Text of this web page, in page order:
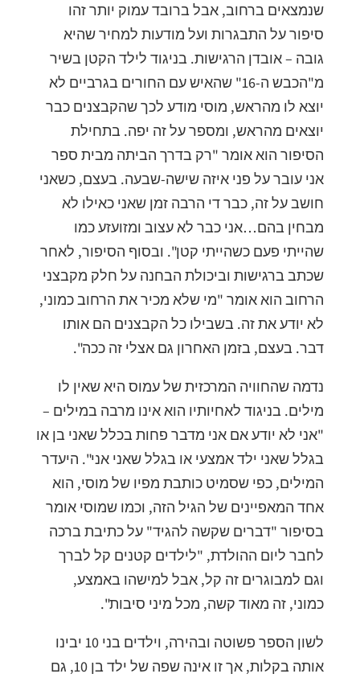
שנמצאים ברחוב, אבל ברובד עמוק יותר זהו
סיפור על התבגרות ועל מודעות למחיר שהיא
גובה – אובדן הרגישות. בניגוד לילד הקטן בשיר
מ"הכבש ה-16" שהאיש עם החורים בגרביים לא
יוצא לו מהראש, מוסי מודע לכך שהקבצנים כבר
יוצאים מהראש, ומספר על זה יפה. בתחילת
הסיפור הוא אומר "רק בדרך הביתה מבית ספר
אני עובר על פני איזה שישה-שבעה. בעצם, כשאני
חושב על זה, כבר די הרבה זמן שאני כאילו לא
מבחין בהם…אני כבר לא עצוב ומזועזע כמו
שהייתי פעם כשהייתי קטן". ובסוף הסיפור, לאחר
שכתב ברגישות וביכולת הבחנה על חלק מקבצני
הרחוב הוא אומר "מי שלא מכיר את הרחוב כמוני,
לא יודע את זה. בשבילו כל הקבצנים הם אותו
דבר. בעצם, בזמן האחרון גם אצלי זה ככה".
נדמה שהחוויה המרכזית של עמוס היא שאין לו
מילים. בניגוד לאחיותיו הוא אינו מרבה במילים –
"אני לא יודע אם אני מדבר פחות בכלל שאני בן או
בגלל שאני ילד אמצעי או בגלל שאני אני". היעדר
המילים, כפי שסמיט כותבת מפיו של מוסי, הוא
אחד המאפיינים של הגיל הזה, וכמו שמוסי אומר
בסיפור "דברים שקשה להגיד" על כתיבת ברכה
לחבר ליום ההולדת, "לילדים קטנים קל לברך
וגם למבוגרים זה קל, אבל למישהו באמצע,
כמוני, זה מאוד קשה, מכל מיני סיבות".
לשון הספר פשוטה ובהירה, וילדים בני 10 יבינו
אותה בקלות, אך זו אינה שפה של ילד בן 10, גם